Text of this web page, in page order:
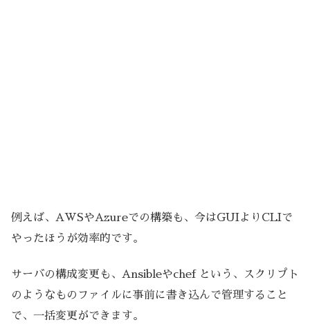
例えば、AWSやAzureでの構築も、今はGUIよりCLIで
やったほうが効率的です。
サーバの構成変更も、Ansibleやchef という、スクリプト
のようなものファイルに事前に書き込んで管理すること
で、一括変更ができます。